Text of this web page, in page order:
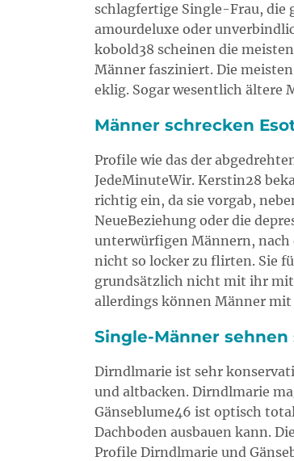
schlagfertige Single-Frau, die
amourdeluxe oder
kobold38 scheinen die
Männer fasziniert. Die
eklig. Sogar wesentlich ältere
Männer schrecken
Profile wie das der
JedeMinuteWir. Kerstin28
richtig ein, da sie vorgab,
NeueBeziehung oder die
unterwürfigen Männern, nach
nicht so locker zu flirten. Sie
grundsätzlich nicht mit ihr
allerdings können Männer
Single-Männer
Dirndlmarie ist sehr
und altbacken. Dirndlmarie
Gänseblume46 ist optisch
Dachboden ausbauen kann.
Profile Dirndlmarie und